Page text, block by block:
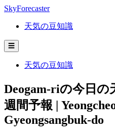
SkyForecaster
天気の豆知識
☰
天気の豆知識
Deogam-riの今日の
週間予報 |
Gyeongsangbuk-do